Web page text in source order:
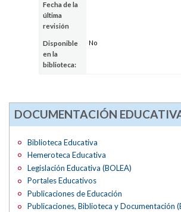
Fecha de la
última
revisión
Disponible
en la
biblioteca:
No
DOCUMENTACIÓN
Biblioteca Educativa
Hemeroteca Educativa
Legislación Educativa (BOLEA)
Portales Educativos
Publicaciones de Educación
Publicaciones, Biblioteca y Documentación